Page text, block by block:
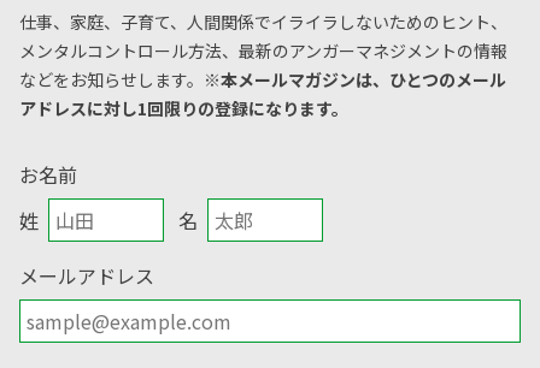
仕事、家庭、子育て、人間関係でイライラしないためのヒント、
メンタルコントロール方法、 最新のアンガーマネジメントの情報
などをお知らせします。 ※本メールマガジンは、ひとつのメール
アドレスに対し1回限りの登録になります。
お名前
姓
名
メールアドレス